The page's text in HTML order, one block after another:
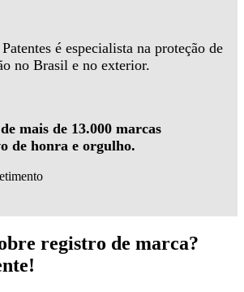
é especialista na proteção de
no Brasil e no exterior.
mais de 13.000 marcas
de honra e orgulho.
registro de marca?